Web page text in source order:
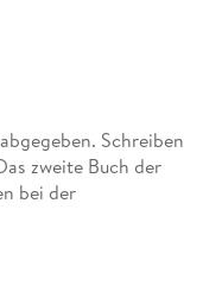
Schreiben
zweite Buch der
bei der